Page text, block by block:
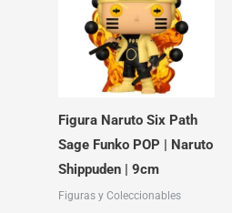
Figura Naruto Six Path
Sage Funko POP | Naruto
Shippuden | 9cm
Figuras y Coleccionables